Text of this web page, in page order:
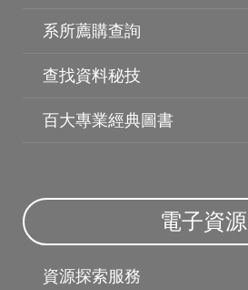
系所薦購查詢
查找資料秘技
百大專業經典圖書
電子資源
資源探索服務